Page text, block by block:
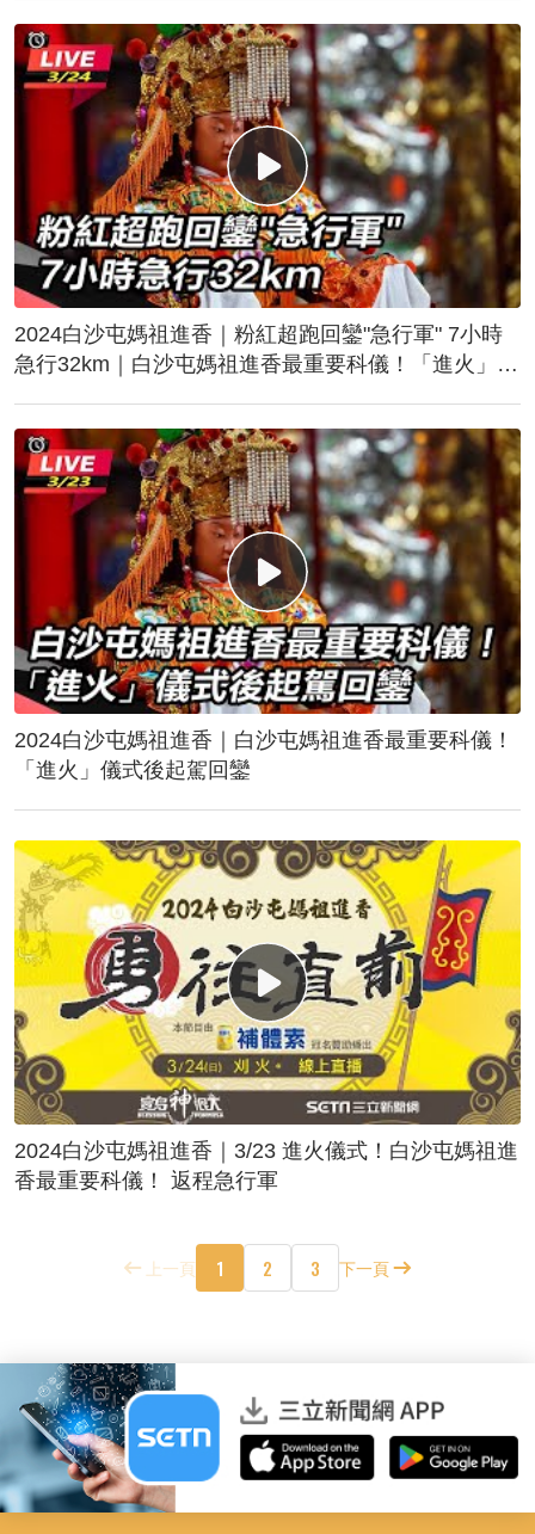
2024白沙屯媽祖進香｜粉紅超跑回鑾"急行軍" 7小時
急行32km｜白沙屯媽祖進香最重要科儀！「進火」儀
2024白沙屯媽祖進香｜白沙屯媽祖進香最重要科儀！
「進火」儀式後起駕回鑾
2024白沙屯媽祖進香｜3/23 進火儀式！白沙屯媽祖進
香最重要科儀！ 返程急行軍
上一頁 1 2 3 下一頁